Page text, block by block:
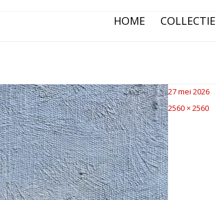
HOME COLLECTIE
Posted
on
27 mei 2026
Full
2560 × 2560